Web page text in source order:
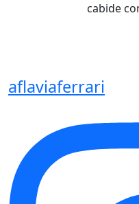
cabide
aflaviaferrari